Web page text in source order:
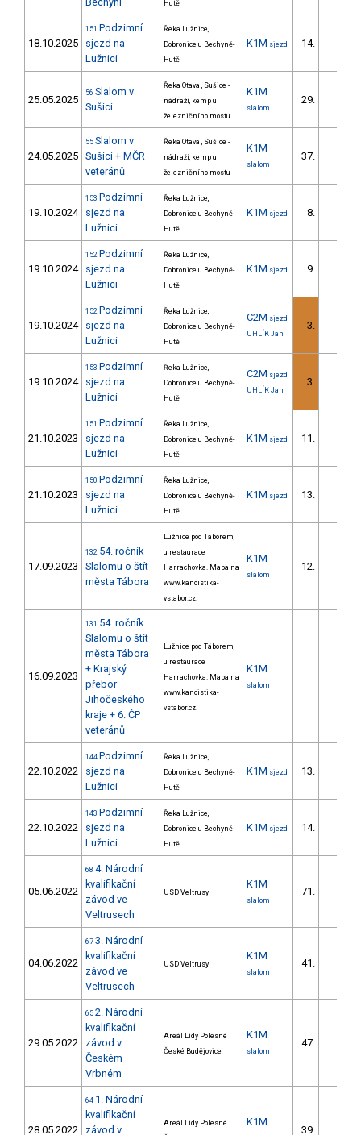
Hutě
18.10.2025
151 Podzimní
sjezd na
Lužnici
Řeka Lužnice,
Dobronice u Bechyně-
Hutě
K1M sjezd 14.
25.05.2025
56 Slalom v
Sušici
Řeka Otava , Sušice -
nádraží, kemp u
železničního mostu
K1M
slalom
29.
24.05.2025
55 Slalom v
Sušici + MČR
veteránů
Řeka Otava , Sušice -
nádraží, kemp u
železničního mostu
K1M
slalom
37.
19.10.2024
153 Podzimní
sjezd na
Lužnici
Řeka Lužnice,
Dobronice u Bechyně-
Hutě
K1M sjezd 8.
19.10.2024
152 Podzimní
sjezd na
Lužnici
Řeka Lužnice,
Dobronice u Bechyně-
Hutě
K1M sjezd 9.
19.10.2024
152 Podzimní
sjezd na
Lužnici
Řeka Lužnice,
Dobronice u Bechyně-
Hutě
C2M sjezd
UHLÍK Jan
3.
19.10.2024
153 Podzimní
sjezd na
Lužnici
Řeka Lužnice,
Dobronice u Bechyně-
Hutě
C2M sjezd
UHLÍK Jan
3.
21.10.2023
151 Podzimní
sjezd na
Lužnici
Řeka Lužnice,
Dobronice u Bechyně-
Hutě
K1M sjezd 11.
21.10.2023
150 Podzimní
sjezd na
Lužnici
Řeka Lužnice,
Dobronice u Bechyně-
Hutě
K1M sjezd 13.
17.09.2023
132 54. ročník
Slalomu o štít
města Tábora
Lužnice pod Táborem,
u restaurace
Harrachovka. Mapa na
www.kanoistika-
vstabor.cz.
K1M
slalom
12.
16.09.2023
131 54. ročník
Slalomu o štít
města Tábora
+ Krajský
přebor
Jihočeského
kraje + 6. ČP
veteránů
Lužnice pod Táborem,
u restaurace
Harrachovka. Mapa na
www.kanoistika-
vstabor.cz.
K1M
slalom
22.10.2022
144 Podzimní
sjezd na
Lužnici
Řeka Lužnice,
Dobronice u Bechyně-
Hutě
K1M sjezd 13.
22.10.2022
143 Podzimní
sjezd na
Lužnici
Řeka Lužnice,
Dobronice u Bechyně-
Hutě
K1M sjezd 14.
05.06.2022
68 4. Národní
kvalifikační
závod ve
Veltrusech
USD Veltrusy
K1M
slalom
71.
04.06.2022
67 3. Národní
kvalifikační
závod ve
Veltrusech
USD Veltrusy
K1M
slalom
41.
29.05.2022
65 2. Národní
kvalifikační
závod v
Českém
Vrbném
Areál Lídy Polesné
České Budějovice
K1M
slalom
47.
28.05.2022
64 1. Národní
kvalifikační
závod v
Areál Lídy Polesné
K1M
39.